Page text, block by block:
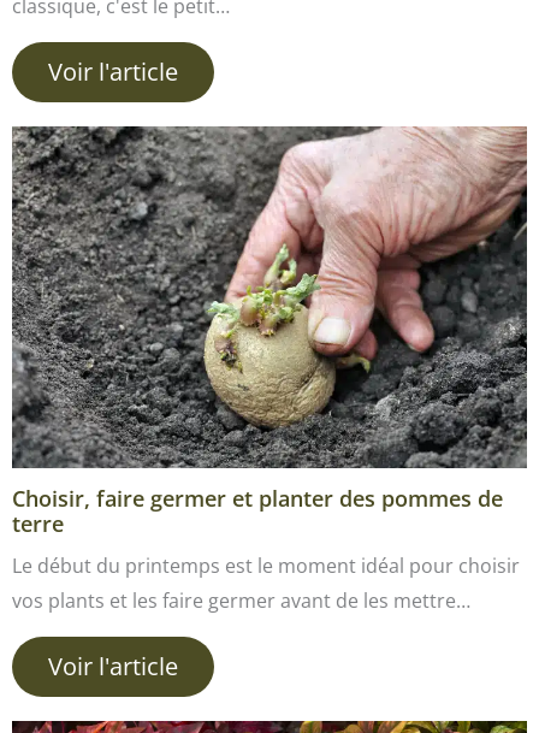
classique, c'est le petit…
Voir l'article
Choisir, faire germer et planter des pommes de
terre
Le début du printemps est le moment idéal pour choisir
vos plants et les faire germer avant de les mettre…
Voir l'article